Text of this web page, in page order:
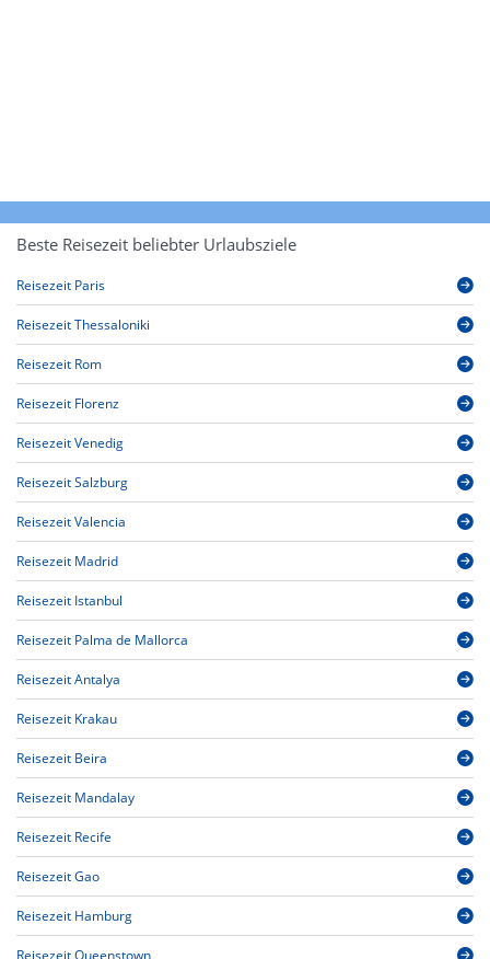
Beste Reisezeit beliebter Urlaubsziele
Reisezeit Paris
Reisezeit Thessaloniki
Reisezeit Rom
Reisezeit Florenz
Reisezeit Venedig
Reisezeit Salzburg
Reisezeit Valencia
Reisezeit Madrid
Reisezeit Istanbul
Reisezeit Palma de Mallorca
Reisezeit Antalya
Reisezeit Krakau
Reisezeit Beira
Reisezeit Mandalay
Reisezeit Recife
Reisezeit Gao
Reisezeit Hamburg